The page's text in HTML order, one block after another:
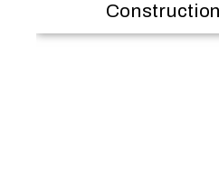
Hydraulique /